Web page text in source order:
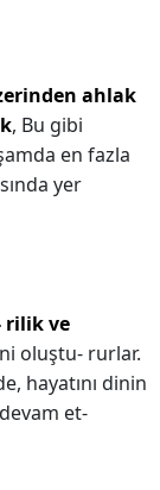
ahlak
, Bu gibi
en fazla
yer
rilik ve
oluştu- rurlar.
hayatını dinin
et-